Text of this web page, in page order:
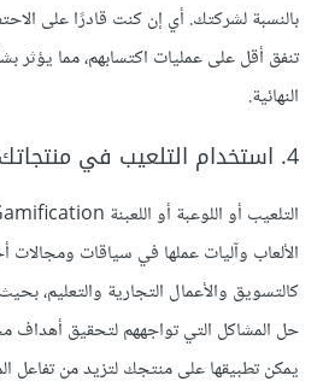
بالنسبة لشركتك. أي إن كنت قادرًا على
تنفق أقل على عمليات اكتسابهم، مما يؤثر
النهائية.
4. استخدام التلعيب في منتجاتك
الألعاب وآليات عملها في سياقات ومجالات
كالتسويق والأعمال التجارية والتعليم،
حل المشاكل التي تواجههم لتحقيق أهداف
يمكن تطبيقها على منتجك لتزيد من تفاعل